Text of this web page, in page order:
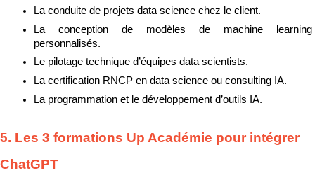
La conduite de projets data science chez le client.
La conception de modèles de machine learning
personnalisés.
Le pilotage technique d’équipes data scientists.
La certification RNCP en data science ou consulting IA.
La programmation et le développement d’outils IA.
5. Les 3 formations Up Académie pour intégrer
ChatGPT